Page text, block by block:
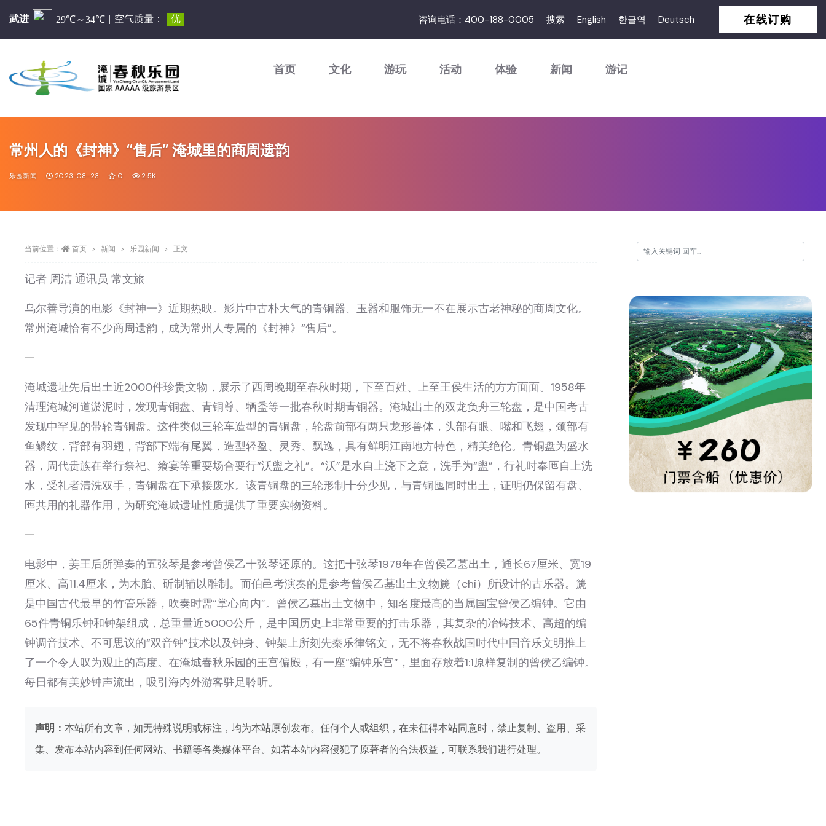
咨询电话：400-188-0005 搜索 English 한글역 Deutsch 在线订购
首页 文化 游玩 活动 体验 新闻 游记
常州人的《封神》“售后” 淹城里的商周遗韵
乐园新闻 2023-08-23 0 2.5K
当前位置： 首页 新闻 乐园新闻 正文
记者 周洁 通讯员 常文旅
乌尔善导演的电影《封神一》近期热映。影片中古朴大气的青铜器、玉器和服饰无一不在展示古老神秘的商周文化。
常州淹城恰有不少商周遗韵，成为常州人专属的《封神》“售后”。
淹城遗址先后出土近2000件珍贵文物，展示了西周晚期至春秋时期，下至百姓、上至王侯生活的方方面面。1958年
清理淹城河道淤泥时，发现青铜盘、青铜尊、牺盉等一批春秋时期青铜器。淹城出土的双龙负舟三轮盘，是中国考古
发现中罕见的带轮青铜盘。这件类似三轮车造型的青铜盘，轮盘前部有两只龙形兽体，头部有眼、嘴和飞翅，颈部有
鱼鳞纹，背部有羽翅，背部下端有尾翼，造型轻盈、灵秀、飘逸，具有鲜明江南地方特色，精美绝伦。青铜盘为盛水
器，周代贵族在举行祭祀、飨宴等重要场合要行“沃盥之礼”。“沃”是水自上浇下之意，洗手为“盥”，行礼时奉匜自上洗
水，受礼者清洗双手，青铜盘在下承接废水。该青铜盘的三轮形制十分少见，与青铜匜同时出土，证明仍保留有盘、
匜共用的礼器作用，为研究淹城遗址性质提供了重要实物资料。
电影中，姜王后所弹奏的五弦琴是参考曾侯乙十弦琴还原的。这把十弦琴1978年在曾侯乙墓出土，通长67厘米、宽19
厘米、高11.4厘米，为木胎、斫制辅以雕制。而伯邑考演奏的是参考曾侯乙墓出土文物篪（chí）所设计的古乐器。篪
是中国古代最早的竹管乐器，吹奏时需“掌心向内”。曾侯乙墓出土文物中，知名度最高的当属国宝曾侯乙编钟。它由
65件青铜乐钟和钟架组成，总重量近5000公斤，是中国历史上非常重要的打击乐器，其复杂的冶铸技术、高超的编
钟调音技术、不可思议的“双音钟”技术以及钟身、钟架上所刻先秦乐律铭文，无不将春秋战国时代中国音乐文明推上
了一个令人叹为观止的高度。在淹城春秋乐园的王宫偏殿，有一座“编钟乐宫”，里面存放着1:1原样复制的曾侯乙编钟。
每日都有美妙钟声流出，吸引海内外游客驻足聆听。
声明： 本站所有文章，如无特殊说明或标注，均为本站原创发布。任何个人或组织，在未征得本站同意时，禁止复制、盗用、采
集、发布本站内容到任何网站、书籍等各类媒体平台。如若本站内容侵犯了原著者的合法权益，可联系我们进行处理。